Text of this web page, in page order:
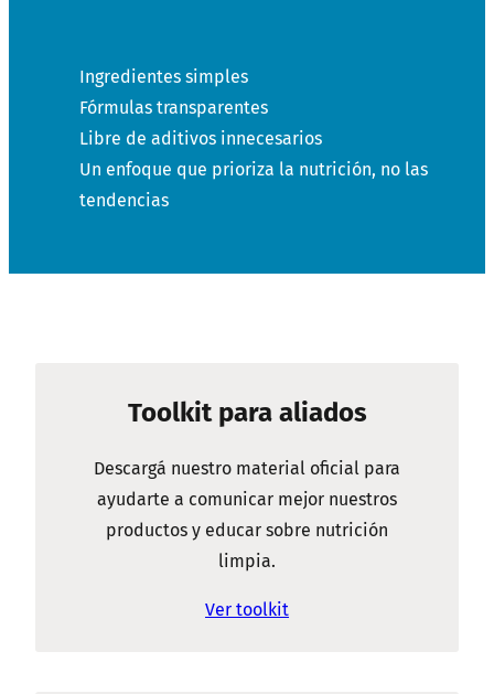
Ingredientes simples
Fórmulas transparentes
Libre de aditivos innecesarios
Un enfoque que prioriza la nutrición, no las
tendencias
Toolkit para aliados
Descargá nuestro material oficial para
ayudarte a comunicar mejor nuestros
productos y educar sobre nutrición
limpia.
Ver toolkit